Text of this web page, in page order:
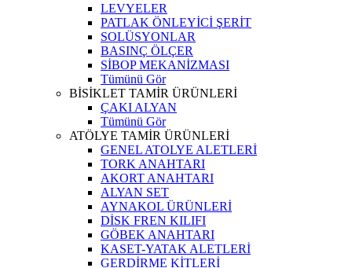
LEVYELER
PATLAK ÖNLEYİCİ ŞERİT
SOLÜSYONLAR
BASINÇ ÖLÇER
SİBOP MEKANİZMASI
Tümünü Gör
BİSİKLET TAMİR ÜRÜNLERİ
ÇAKI ALYAN
Tümünü Gör
ATÖLYE TAMİR ÜRÜNLERİ
GENEL ATOLYE ALETLERİ
TORK ANAHTARI
AKORT ANAHTARI
ALYAN SET
AYNAKOL ÜRÜNLERİ
DİSK FREN KILIFI
GÖBEK ANAHTARI
KASET-YATAK ALETLERİ
GERDİRME KİTLERİ